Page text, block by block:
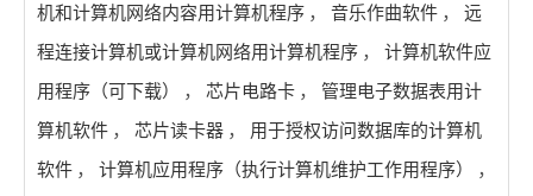
机和计算机网络内容用计算机程序 ， 音乐作曲软件 ，
远
程连接计算机或计算机网络用计算机程序 ，
计算机软件应
用程序（可下载）
， 芯片电路卡 ，
管理电子数据表用计
算机软件 ， 芯片读卡器 ，
用于授权访问数据库的计算机
软件 ， 计算机应用程序（执行计算机维护工作用程序）
，